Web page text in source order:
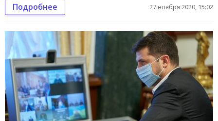
Подробнее 27 ноября 2020, 15:02